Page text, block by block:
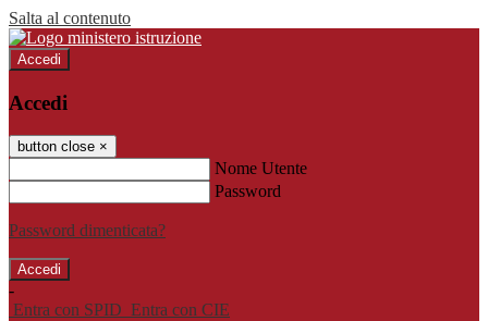
Salta al contenuto
Accedi
Accedi
button close ×
Nome Utente
Password
Password dimenticata?
-
Entra con SPID Entra con CIE